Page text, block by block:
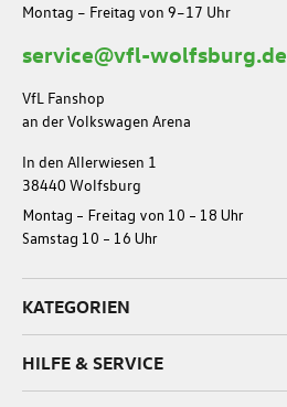
Montag – Freitag von 9–17 Uhr
service@vfl-wolfsburg.de
VfL Fanshop
an der Volkswagen Arena
In den Allerwiesen 1
38440 Wolfsburg
Montag – Freitag von 10 – 18 Uhr
Samstag 10 – 16 Uhr
KATEGORIEN
HILFE & SERVICE